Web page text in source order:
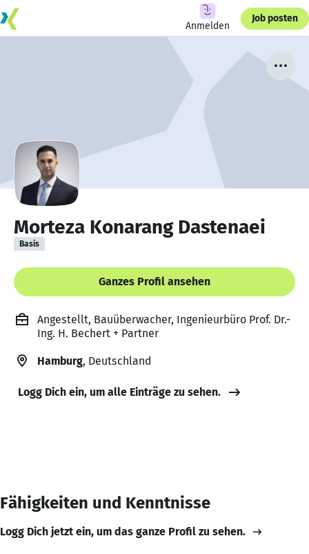
Anmelden
Job posten
Morteza Konarang Dastenaei
Basis
Ganzes Profil ansehen
Angestellt, Bauüberwacher, Ingenieurbüro Prof. Dr.-
Ing. H. Bechert + Partner
Hamburg, Deutschland
Logg Dich ein, um alle Einträge zu sehen.
Fähigkeiten und Kenntnisse
Logg Dich jetzt ein, um das ganze Profil zu sehen.